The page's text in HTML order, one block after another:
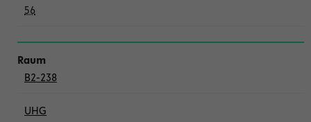
56
B2-238
UHG